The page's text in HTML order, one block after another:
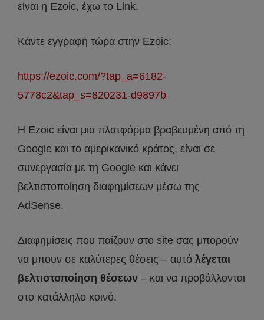
είναι η Ezoic, έχω το Link.
Κάντε εγγραφή τώρα στην Ezoic:
https://ezoic.com/?tap_a=6182-
5778c2&tap_s=820231-d9897b
Η Ezoic είναι μια πλατφόρμα βραβευμένη από τη
Google και το αμερικανικό κράτος, είναι σε
συνεργασία με τη Google και κάνει
βελτιστοποίηση διαφημίσεων μέσω της
AdSense.
Διαφημίσεις που παίζουν στο site σας μπορούν
να μπουν σε καλύτερες θέσεις – αυτό λέγεται
βελτιστοποίηση θέσεων – και να προβάλλονται
στο κατάλληλο κοινό.